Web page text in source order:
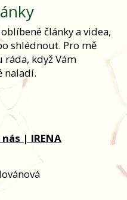
články a videa,
shlédnout. Pro mě
když Vám
naladí.
| IRENA